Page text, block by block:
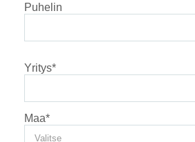
Puhelin
Yritys*
Maa*